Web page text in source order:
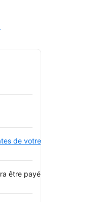
de votre séjour
payé en espèces.